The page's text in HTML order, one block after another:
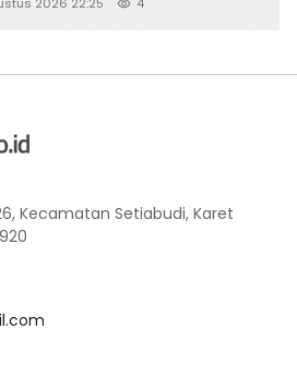
2026 22:25 4
Kecamatan Setiabudi, Karet